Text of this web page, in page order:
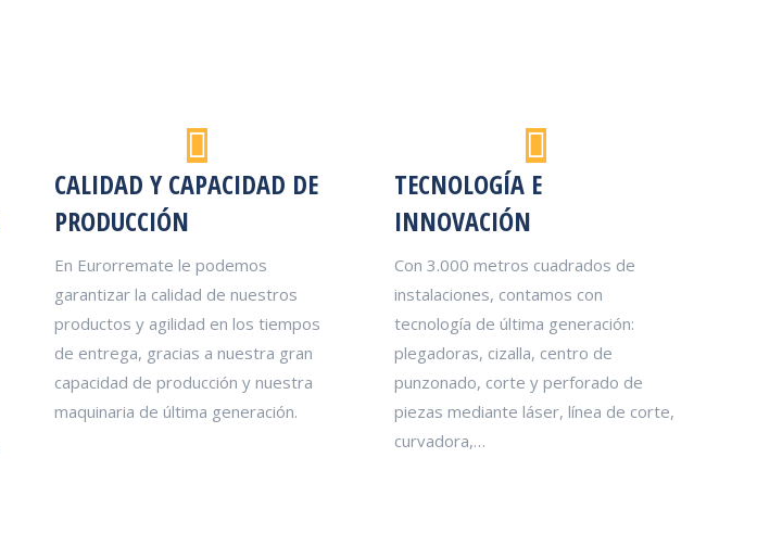
CALIDAD Y CAPACIDAD DE
PRODUCCIÓN
En Eurorremate le podemos
garantizar la calidad de nuestros
productos y agilidad en los tiempos
de entrega, gracias a nuestra gran
capacidad de producción y nuestra
maquinaria de última generación.
TECNOLOGÍA E
INNOVACIÓN
Con 3.000 metros cuadrados de
instalaciones, contamos con
tecnología de última generación:
plegadoras, cizalla, centro de
punzonado, corte y perforado de
piezas mediante láser, línea de corte,
curvadora,…